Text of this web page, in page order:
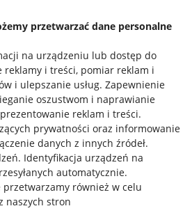
przetwarzać dane personalne
na urządzeniu lub dostęp do
reklamy i treści, pomiar reklam i
i ulepszanie usług. Zapewnienie
oszustwom i naprawianie
reklam i treści.
prywatności oraz informowanie
danych z innych źródeł.
. Identyfikacja urządzeń na
automatycznie.
również w celu
naszych stron
Cyfrowych